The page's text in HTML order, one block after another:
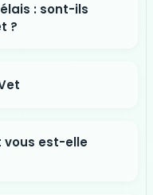
: sont-ils
?
vous est-elle